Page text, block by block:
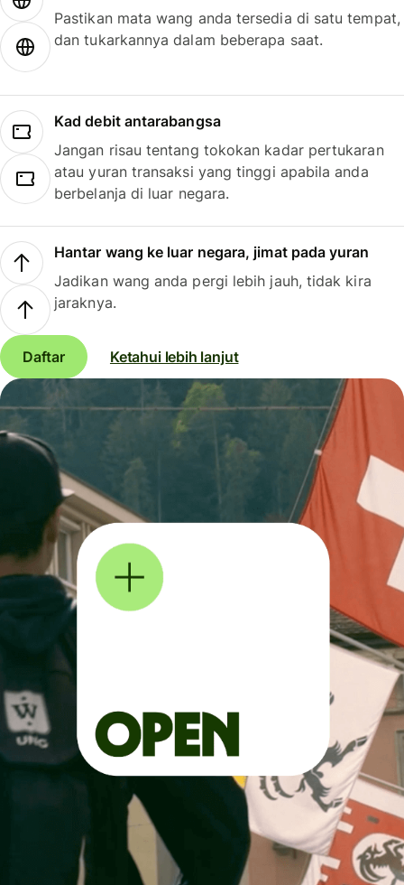
Pastikan mata wang anda tersedia di satu tempat,
dan tukarkannya dalam beberapa saat.
Kad debit antarabangsa
Jangan risau tentang tokokan kadar pertukaran
atau yuran transaksi yang tinggi apabila anda
berbelanja di luar negara.
Hantar wang ke luar negara, jimat pada yuran
Jadikan wang anda pergi lebih jauh, tidak kira
jaraknya.
Daftar Ketahui lebih lanjut